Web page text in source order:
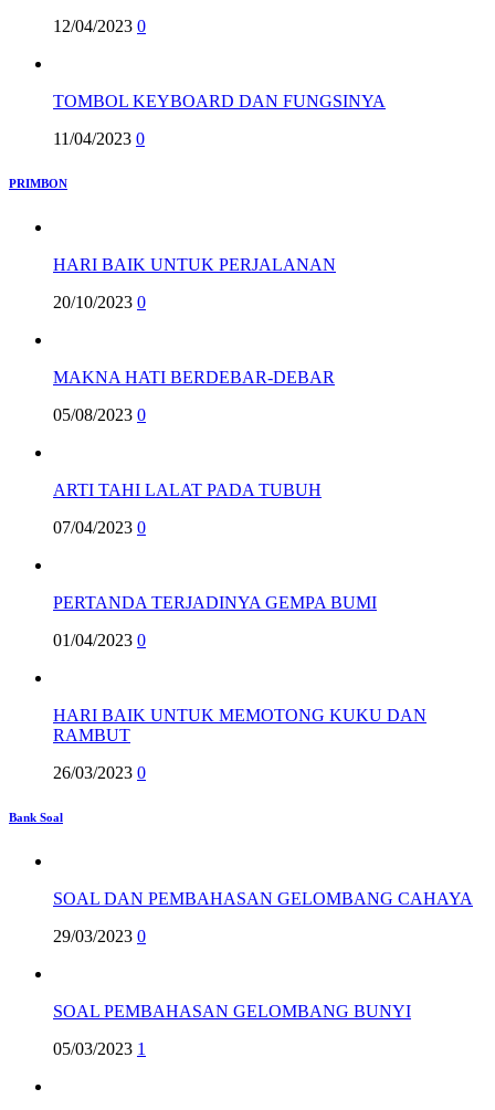
12/04/2023 0
TOMBOL KEYBOARD DAN FUNGSINYA
11/04/2023 0
PRIMBON
HARI BAIK UNTUK PERJALANAN
20/10/2023 0
MAKNA HATI BERDEBAR-DEBAR
05/08/2023 0
ARTI TAHI LALAT PADA TUBUH
07/04/2023 0
PERTANDA TERJADINYA GEMPA BUMI
01/04/2023 0
HARI BAIK UNTUK MEMOTONG KUKU DAN
RAMBUT
26/03/2023 0
Bank Soal
SOAL DAN PEMBAHASAN GELOMBANG CAHAYA
29/03/2023 0
SOAL PEMBAHASAN GELOMBANG BUNYI
05/03/2023 1